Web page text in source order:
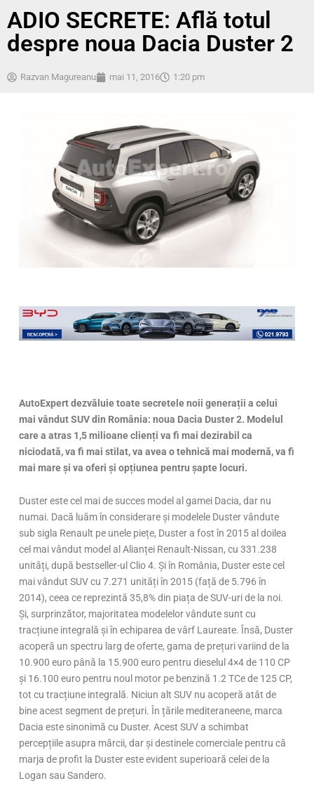
ADIO SECRETE: Află totul
despre noua Dacia Duster 2
Razvan Magureanu mai 11, 2016 1:20 pm
AutoExpert dezvăluie toate secretele noii generații a celui
mai vândut SUV din România: noua Dacia Duster 2. Modelul
care a atras 1,5 milioane clienți va fi mai dezirabil ca
niciodată, va fi mai stilat, va avea o tehnică mai modernă, va fi
mai mare și va oferi și opțiunea pentru șapte locuri.
Duster este cel mai de succes model al gamei Dacia, dar nu
numai. Dacă luăm în considerare și modelele Duster vândute
sub sigla Renault pe unele piețe, Duster a fost în 2015 al doilea
cel mai vândut model al Alianței Renault-Nissan, cu 331.238
unități, după bestseller-ul Clio 4. Și în România, Duster este cel
mai vândut SUV cu 7.271 unități în 2015 (față de 5.796 în
2014), ceea ce reprezintă 35,8% din piața de SUV-uri de la noi.
Și, surprinzător, majoritatea modelelor vândute sunt cu
tracțiune integrală și în echiparea de vârf Laureate. Însă, Duster
acoperă un spectru larg de oferte, gama de prețuri variind de la
10.900 euro până la 15.900 euro pentru dieselul 4×4 de 110 CP
și 16.100 euro pentru noul motor pe benzină 1.2 TCe de 125 CP,
tot cu tracțiune integrală. Niciun alt SUV nu acoperă atât de
bine acest segment de prețuri. În țările mediteraneene, marca
Dacia este sinonimă cu Duster. Acest SUV a schimbat
percepțiile asupra mărcii, dar și destinele comerciale pentru că
marja de profit la Duster este evident superioară celei de la
Logan sau Sandero.